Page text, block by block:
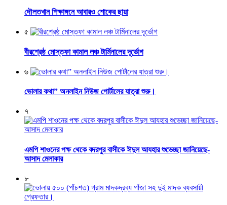
দৌলতখান শিক্ষাঙ্গনে আবারও শোকের ছায়া
৫
বীরশ্রেষ্ঠ মোস্তফা কামাল লঞ্চ টার্মিনালের দূর্ভোগ
৬
ভোলার কথা” অনলাইন নিউজ পোর্টালের যাত্রা শুরু।
৭
এমপি শাওনের পক্ষ থেকে বদরপুর বাসীকে ঈদুল আযহার শুভেচ্ছা জানিয়েছে-
আসাদ মেলাকার
৮